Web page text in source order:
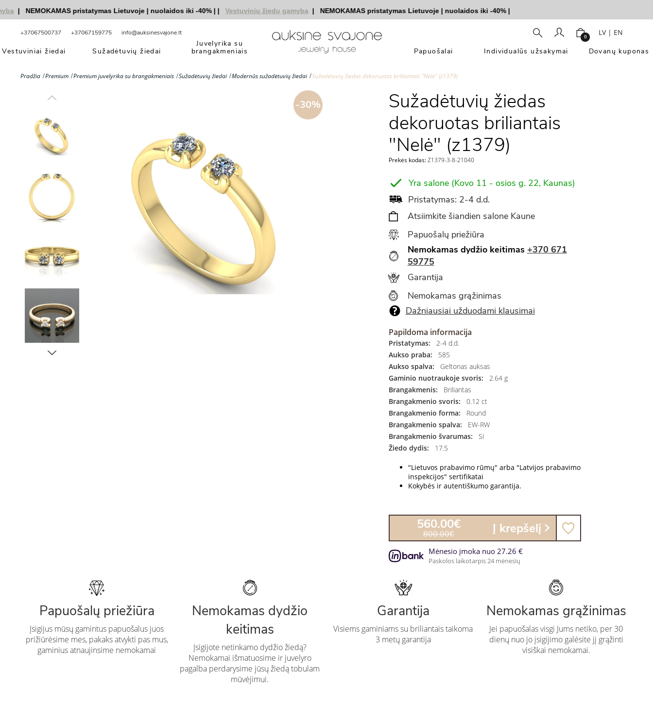
| NEMOKAMAS pristatymas Lietuvoje|nuolaidos iki -40%|| Vestuvinių žiedų gamyba | NEMOKAMAS pristatymas Lietuvoje|nuolaidos iki -40%|
+37067500737 +37067159775 info@auksinesvajone.lt 0 LV| EN
Vestuviniai žiedai Sužadėtuvių žiedai
Juvelyrika su
brangakmeniais
Papuošalai Individualūs užsakymai Dovanų kuponas
Pradžia Premium Premium juvelyrika su brangakmeniais Sužadėtuvių žiedai Modernūs sužadėtuvių žiedai Sužadėtuvių žiedas dekoruotas briliantais "Nelė" (z1379)
-30%
Sužadėtuvių žiedas
dekoruotas briliantais
"Nelė" (z1379)
Prekės kodas:Z1379-3-8-21040
Yra salone (Kovo 11 - osios g. 22, Kaunas)
Pristatymas: 2-4 d.d.
Atsiimkite šiandien salone Kaune
Papuošalų priežiūra
Nemokamas dydžio keitimas +370 671
59775
Garantija
Nemokamas grąžinimas
Dažniausiai užduodami klausimai
Papildoma informacija
Pristatymas:
2-4 d.d.
Aukso praba:
585
Aukso spalva:
Geltonas auksas
Gaminio nuotraukoje svoris:
2.64 g
Brangakmenis:
Briliantas
Brangakmenio svoris:
0.12 ct
Brangakmenio forma:
Round
Brangakmenio spalva:
EW-RW
Brangakmenio švarumas:
SI
Žiedo dydis:
17.5
"Lietuvos prabavimo rūmų" arba "Latvijos prabavimo
inspekcijos" sertifikatai
Kokybės ir autentiškumo garantija.
560.00€
800.00€ Į krepšelį
Mėnesio įmoka nuo 27.26 €
Paskolos laikotarpis 24 mėnesių
Papuošalų priežiūra
Įsigijus mūsų gamintus papuošalus juos
prižiūrėsime mes, pakaks atvykti pas mus,
gaminius atnaujinsime nemokamai
Nemokamas dydžio
keitimas
Įsigijote netinkamo dydžio žiedą?
Nemokamai išmatuosime ir juvelyro
pagalba perdarysime jūsų žiedą tobulam
mūvėjimui.
Garantija
Visiems gaminiams su briliantais taikoma
3 metų garantija
Nemokamas grąžinimas
Jei papuošalas visgi Jums netiko, per 30
dienų nuo jo įsigijimo galėsite jį grąžinti
visiškai nemokamai.